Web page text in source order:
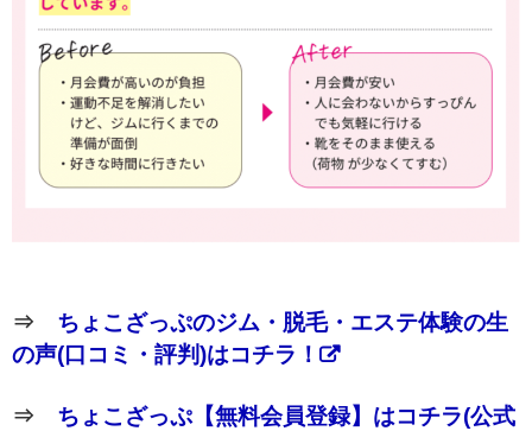
⇒ ちょこざっぷのジム・脱毛・エステ体験の生
の声(口コミ・評判)はコチラ！
⇒ ちょこざっぷ【無料会員登録】はコチラ(公式